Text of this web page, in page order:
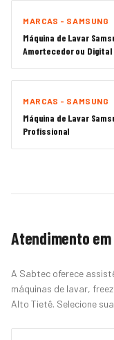
MARCAS - SAMSUNG
Máquina de Lavar
Amortecedor ou
MARCAS - SAMSUNG
Máquina de Lavar
Profissional
Atendimento
A Sabtec oferece
máquinas de lavar,
Alto Tietê. Selecione